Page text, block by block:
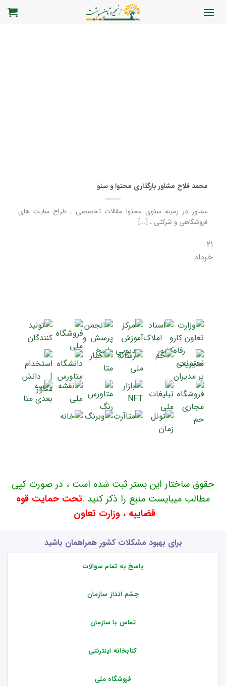
پرش
محمد فلاح مشاور بارگذاری محتوا و سئو
مشاور در زمینه سئوی محتوا مقالات تخصصی ، طراح سایت های
فروشگاهی و شرکتی ، [...]
21
خرداد
حقوق ساختار این بستر ثبت شده است ، در صورت کپی
مطالب میبایست منبع را ذکر کنید .تحت حمایت قوه
قضاییه ، وزارت تعاون
برای بهبود مشکلات کشور همراهمان باشید
پاسخ به تمام سوالات
چشم انداز سازمان
تماس با سازمان
کتابخانه اینترنتی
فروشگاه ملی